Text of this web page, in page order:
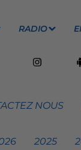
RADIO
NOUS
2025